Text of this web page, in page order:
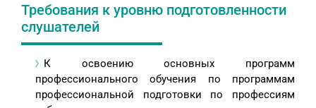
Требования к уровню подготовленности
слушателей
К освоению основных программ
профессионального обучения по программам
профессиональной подготовки по профессиям